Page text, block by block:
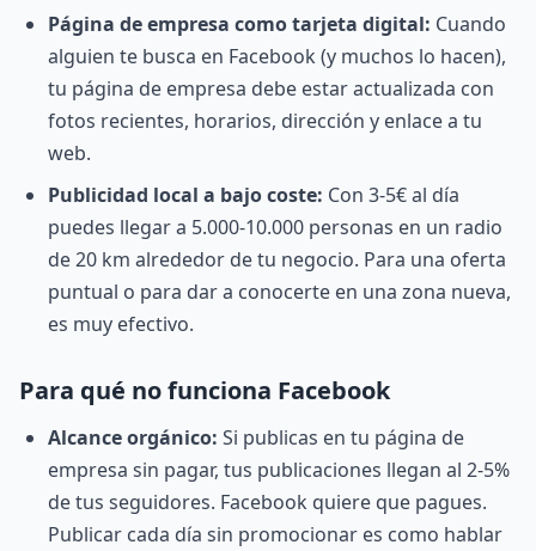
Página de empresa como tarjeta digital: Cuando
alguien te busca en Facebook (y muchos lo hacen),
tu página de empresa debe estar actualizada con
fotos recientes, horarios, dirección y enlace a tu
web.
Publicidad local a bajo coste: Con 3-5€ al día
puedes llegar a 5.000-10.000 personas en un radio
de 20 km alrededor de tu negocio. Para una oferta
puntual o para dar a conocerte en una zona nueva,
es muy efectivo.
Para qué no funciona Facebook
Alcance orgánico: Si publicas en tu página de
empresa sin pagar, tus publicaciones llegan al 2-5%
de tus seguidores. Facebook quiere que pagues.
Publicar cada día sin promocionar es como hablar